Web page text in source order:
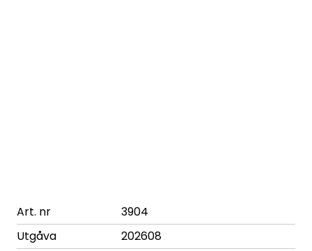
Art. nr
3904
Utgåva
202608